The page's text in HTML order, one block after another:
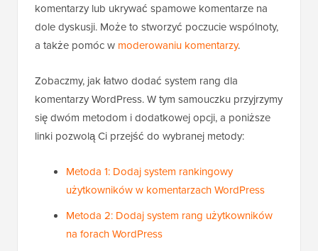
komentarzy lub ukrywać spamowe komentarze na
dole dyskusji. Może to stworzyć poczucie wspólnoty,
a także pomóc w moderowaniu komentarzy.
Zobaczmy, jak łatwo dodać system rang dla
komentarzy WordPress. W tym samouczku przyjrzymy
się dwóm metodom i dodatkowej opcji, a poniższe
linki pozwolą Ci przejść do wybranej metody:
Metoda 1: Dodaj system rankingowy
użytkowników w komentarzach WordPress
Metoda 2: Dodaj system rang użytkowników
na forach WordPress